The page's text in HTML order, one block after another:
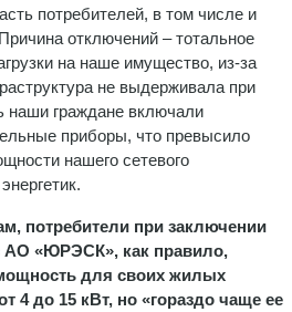
потребителей, в том числе и
отключений – тотальное
на наше имущество, из-за
не выдерживала при
наши граждане включали
приборы, что превысило
нашего сетевого
потребители при заключении
АО «ЮРЭСК», как правило,
для своих жилых
4 до 15 кВт, но «гораздо чаще ее